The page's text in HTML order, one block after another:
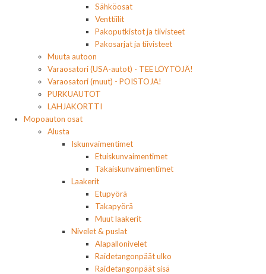
Sähköosat
Venttiilit
Pakoputkistot ja tiivisteet
Pakosarjat ja tiivisteet
Muuta autoon
Varaosatori (USA-autot) - TEE LÖYTÖJÄ!
Varaosatori (muut) - POISTOJA!
PURKUAUTOT
LAHJAKORTTI
Mopoauton osat
Alusta
Iskunvaimentimet
Etuiskunvaimentimet
Takaiskunvaimentimet
Laakerit
Etupyörä
Takapyörä
Muut laakerit
Nivelet & puslat
Alapallonivelet
Raidetangonpäät ulko
Raidetangonpäät sisä